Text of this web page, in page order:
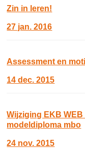
Zin in leren!
27 jan. 2016
Assessment en
14 dec. 2015
Wijziging EKB
modeldiploma mbo
24 nov. 2015